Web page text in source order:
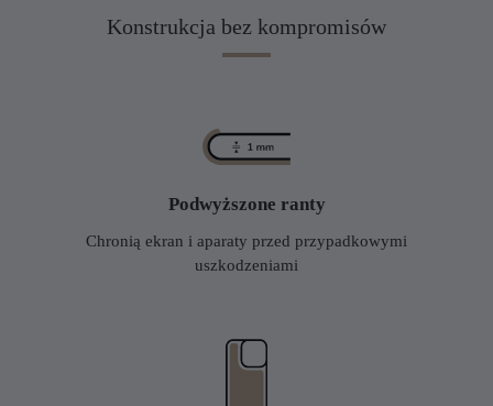
Konstrukcja bez kompromisów
Podwyższone ranty
Chronią ekran i aparaty przed przypadkowymi
uszkodzeniami